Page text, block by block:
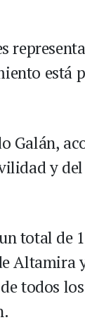
está
Galán,
y
total de
Altamira
todos